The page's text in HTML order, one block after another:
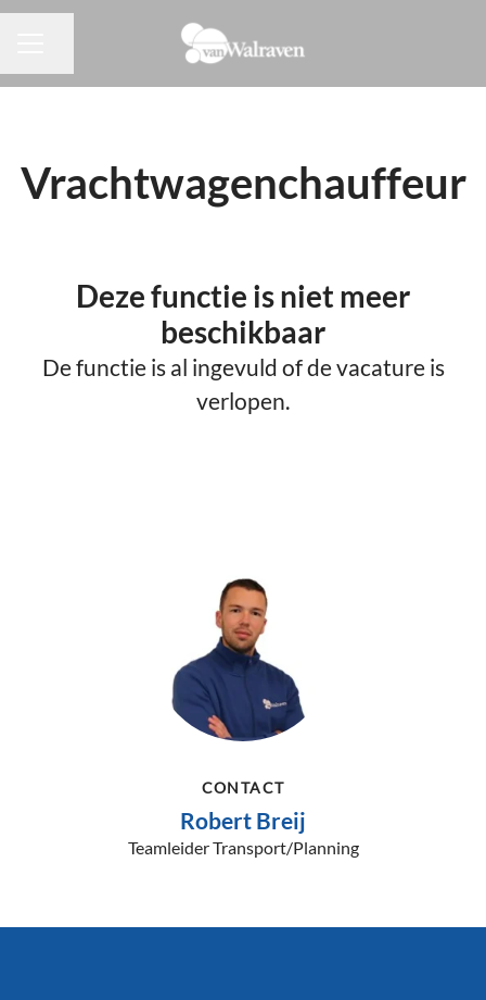
Vrachtwagenchauffeur
Deze functie is niet meer
beschikbaar
De functie is al ingevuld of de vacature is
verlopen.
CONTACT
Robert Breij
Teamleider Transport/Planning